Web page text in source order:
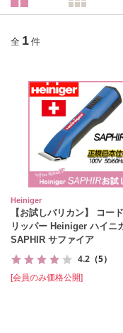
全 1 件
Heiniger
【お試しバリカン】 コー
リッパー Heiniger ハイニ
SAPHIR サファイア
4.2 （5）
[会員のみ価格公開]